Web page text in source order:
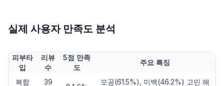
실제 사용자 만족도 분석
피부타
입
리뷰
수
5점 만족
도
주요 특징
복합
39
모공(61.5%), 미백(46.2%) 고민 해